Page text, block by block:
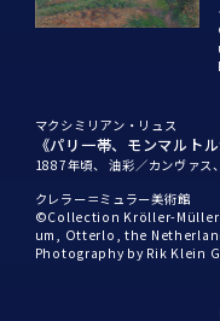
マクシミリアン・リュス
《パリ一帯、モンマルト
1887年頃、 油彩／カンヴァス、
クレラー＝ミュラー美術館
©Collection Kröller-Müller
um, Otterlo, the
Photography by Rik Klein